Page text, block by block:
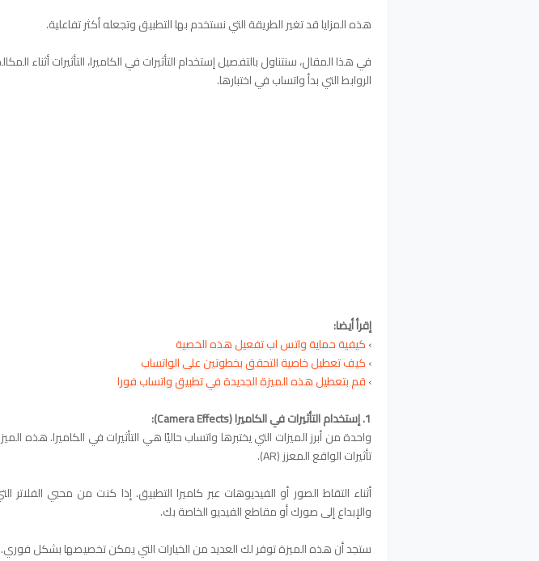
هذه المزايا قد تغير الطريقة التي نستخدم بها التطبيق وتجعله أكثر تفاعلية.
في هذا المقال، سنتناول بالتفصيل إستخدام التأثيرات في الكاميرا، التأثيرات أثناء
الروابط التي بدأ واتساب في اختبارها.
إقرأ أيضا:
›كيفية حماية واتس اب تفعيل هذه الخصية
›كيف تعطيل خاصية التحقق بخطوتين على الواتساب
›قم بتعطيل هذه الميزة الجديدة في تطبيق واتساب فورا
1. إستخدام التأثيرات في الكاميرا (Camera Effects):
واحدة من أبرز الميزات التي يختبرها واتساب حاليًا هي التأثيرات في الكاميرا. هذه
تأثيرات الواقع المعزز (AR).
أثناء التقاط الصور أو الفيديوهات عبر كاميرا التطبيق. إذا كنت من محبي
والإبداع إلى صورك أو مقاطع الفيديو الخاصة بك.
ستجد أن هذه الميزة توفر لك العديد من الخيارات التي يمكن تخصيصها بشكل فوري.